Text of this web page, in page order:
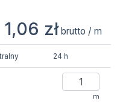
1,06 zł brutto / m
24 h
m